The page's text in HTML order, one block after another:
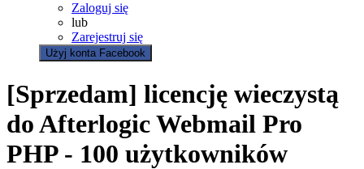
Zaloguj się
lub
Zarejestruj się
Użyj konta Facebook
[Sprzedam] licencję wieczystą
do Afterlogic Webmail Pro
PHP - 100 użytkowników